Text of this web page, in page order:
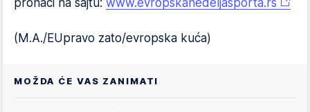
pronaći na sajtu: www.evropskanedeljasporta.rs
(M.A./EUpravo zato/evropska kuća)
MOŽDA ĆE VAS ZANIMATI